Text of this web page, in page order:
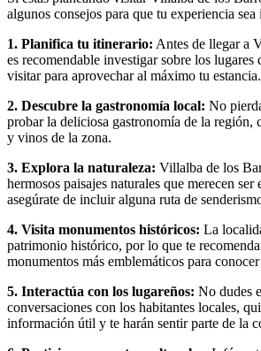
algunos consejos para que tu experiencia
1. Planifica tu itinerario: Antes de llegar a
es recomendable investigar sobre los lugares
visitar para aprovechar al máximo tu estancia.
2. Descubre la gastronomía local: No
probar la deliciosa gastronomía de la región,
y vinos de la zona.
3. Explora la naturaleza: Villalba de los
hermosos paisajes naturales que merecen ser
asegúrate de incluir alguna ruta de
4. Visita monumentos históricos: La
patrimonio histórico, por lo que te
monumentos más emblemáticos para
5. Interactúa con los lugareños: No dudes
conversaciones con los habitantes locales,
información útil y te harán sentir parte de la